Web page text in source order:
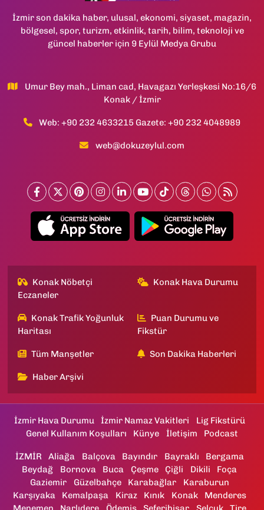
İzmir son dakika haber, ulusal, ekonomi, siyaset, magazin,
bölgesel, spor, turizm, etkinlik, tarih, bilim, teknoloji ve
güncel haberler için 9 Eylül Medya Grubu
Umur Bey mah., Liman cad, Havagazı Yerleşkesi No:16/6
Konak / İzmir
Web: +90 232 4633215 Gazete: +90 232 4048989
web@dokuzeylul.com
Konak Nöbetçi
Eczaneler
Konak Hava Durumu
Konak Trafik Yoğunluk
Haritası
Puan Durumu ve
Fikstür
Tüm Manşetler Son Dakika Haberleri
Haber Arşivi
İzmir Hava Durumu İzmir Namaz Vakitleri
Lig Fikstürü
Genel Kullanım Koşulları
Künye İletişim Podcast
İZMİR Aliağa Balçova Bayındır Bayraklı
Bergama
Beydağ
Bornova Buca Çeşme Çiğli Dikili
Foça
Gaziemir
Güzelbahçe Karabağlar
Karaburun
Karşıyaka
Kemalpaşa Kiraz Kınık Konak
Menderes